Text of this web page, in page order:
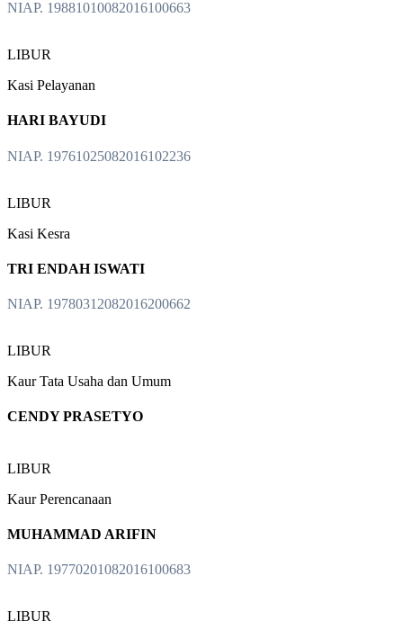
NIAP. 19881010082016100663
LIBUR
Kasi Pelayanan
HARI BAYUDI
NIAP. 19761025082016102236
LIBUR
Kasi Kesra
TRI ENDAH ISWATI
NIAP. 19780312082016200662
LIBUR
Kaur Tata Usaha dan Umum
CENDY PRASETYO
LIBUR
Kaur Perencanaan
MUHAMMAD ARIFIN
NIAP. 19770201082016100683
LIBUR